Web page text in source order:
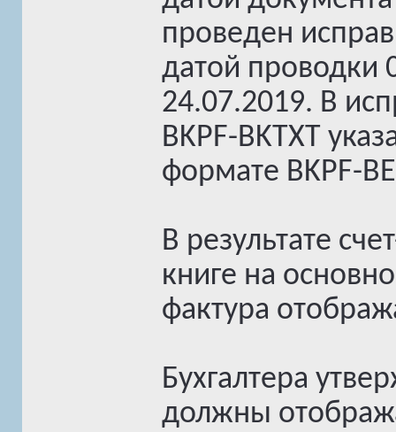
проведен
датой проводки
24.07.2019. В
BKPF-BKTXT
формате BKPF-
В результате
книге на
фактура
Бухгалтера
должны